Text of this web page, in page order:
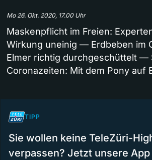
Mo 26. Okt. 2020, 17.00 Uhr
Maskenpflicht im Freien:
Wirkung uneinig — Erdbeben im
Elmer richtig durchgeschüttelt —
Coronazeiten: Mit dem Pony auf
TIPP
Sie wollen keine TeleZüri-
verpassen? Jetzt unsere App